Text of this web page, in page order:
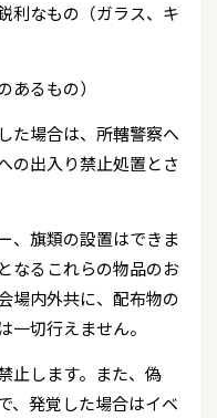
利なもの（ガラス、キ
あるもの）
た場合は、所轄警察へ
の出入り禁止処置とさ
、旗類の設置はできま
なるこれらの物品のお
場内外共に、配布物の
一切行えません。
止します。また、偽
、発覚した場合はイベ